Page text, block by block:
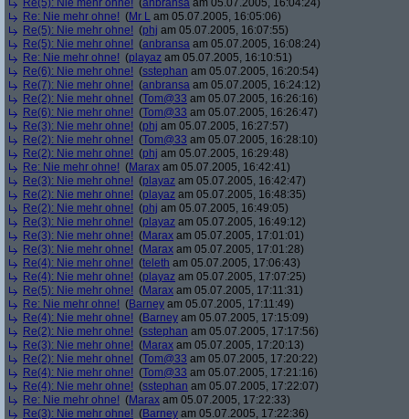
Re(5): Nie mehr ohne! (anbransa am 05.07.2005, 16:04:24)
Re: Nie mehr ohne! (Mr L am 05.07.2005, 16:05:06)
Re(5): Nie mehr ohne! (phj am 05.07.2005, 16:07:55)
Re(5): Nie mehr ohne! (anbransa am 05.07.2005, 16:08:24)
Re: Nie mehr ohne! (playaz am 05.07.2005, 16:10:51)
Re(6): Nie mehr ohne! (sstephan am 05.07.2005, 16:20:54)
Re(7): Nie mehr ohne! (anbransa am 05.07.2005, 16:24:12)
Re(2): Nie mehr ohne! (Tom@33 am 05.07.2005, 16:26:16)
Re(6): Nie mehr ohne! (Tom@33 am 05.07.2005, 16:26:47)
Re(3): Nie mehr ohne! (phj am 05.07.2005, 16:27:57)
Re(2): Nie mehr ohne! (Tom@33 am 05.07.2005, 16:28:10)
Re(2): Nie mehr ohne! (phj am 05.07.2005, 16:29:48)
Re: Nie mehr ohne! (Marax am 05.07.2005, 16:42:41)
Re(3): Nie mehr ohne! (playaz am 05.07.2005, 16:42:47)
Re(2): Nie mehr ohne! (playaz am 05.07.2005, 16:48:35)
Re(2): Nie mehr ohne! (phj am 05.07.2005, 16:49:05)
Re(3): Nie mehr ohne! (playaz am 05.07.2005, 16:49:12)
Re(3): Nie mehr ohne! (Marax am 05.07.2005, 17:01:01)
Re(3): Nie mehr ohne! (Marax am 05.07.2005, 17:01:28)
Re(4): Nie mehr ohne! (teleth am 05.07.2005, 17:06:43)
Re(4): Nie mehr ohne! (playaz am 05.07.2005, 17:07:25)
Re(5): Nie mehr ohne! (Marax am 05.07.2005, 17:11:31)
Re: Nie mehr ohne! (Barney am 05.07.2005, 17:11:49)
Re(4): Nie mehr ohne! (Barney am 05.07.2005, 17:15:09)
Re(2): Nie mehr ohne! (sstephan am 05.07.2005, 17:17:56)
Re(3): Nie mehr ohne! (Marax am 05.07.2005, 17:20:13)
Re(2): Nie mehr ohne! (Tom@33 am 05.07.2005, 17:20:22)
Re(4): Nie mehr ohne! (Tom@33 am 05.07.2005, 17:21:16)
Re(4): Nie mehr ohne! (sstephan am 05.07.2005, 17:22:07)
Re: Nie mehr ohne! (Marax am 05.07.2005, 17:22:33)
Re(3): Nie mehr ohne! (Barney am 05.07.2005, 17:22:36)